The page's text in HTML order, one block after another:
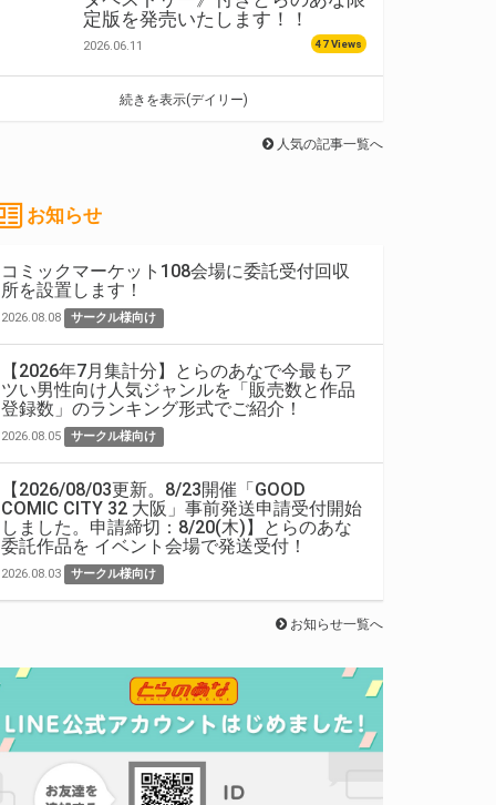
定版を発売いたします！！
2026.06.11 47 Views
続きを表示(デイリー)
人気の記事一覧へ
お知らせ
コミックマーケット108会場に委託受付回収
所を設置します！
2026.08.08 サークル様向け
【2026年7月集計分】とらのあなで今最もア
ツい男性向け人気ジャンルを「販売数と作品
登録数」のランキング形式でご紹介！
2026.08.05 サークル様向け
【2026/08/03更新。8/23開催「GOOD
COMIC CITY 32 大阪」事前発送申請受付開始
しました。申請締切：8/20(木)】とらのあな
委託作品を イベント会場で発送受付！
2026.08.03 サークル様向け
お知らせ一覧へ